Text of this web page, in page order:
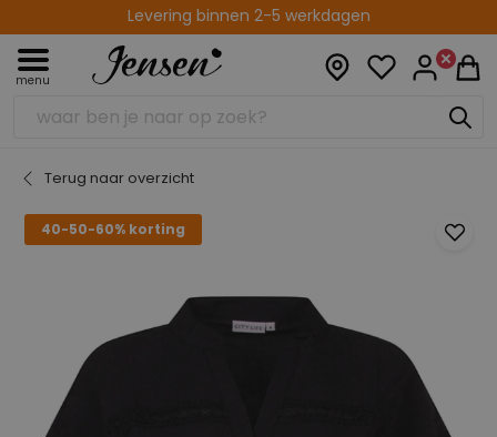
Levering binnen 2-5 werkdagen
menu
Terug naar overzicht
40-50-60% korting